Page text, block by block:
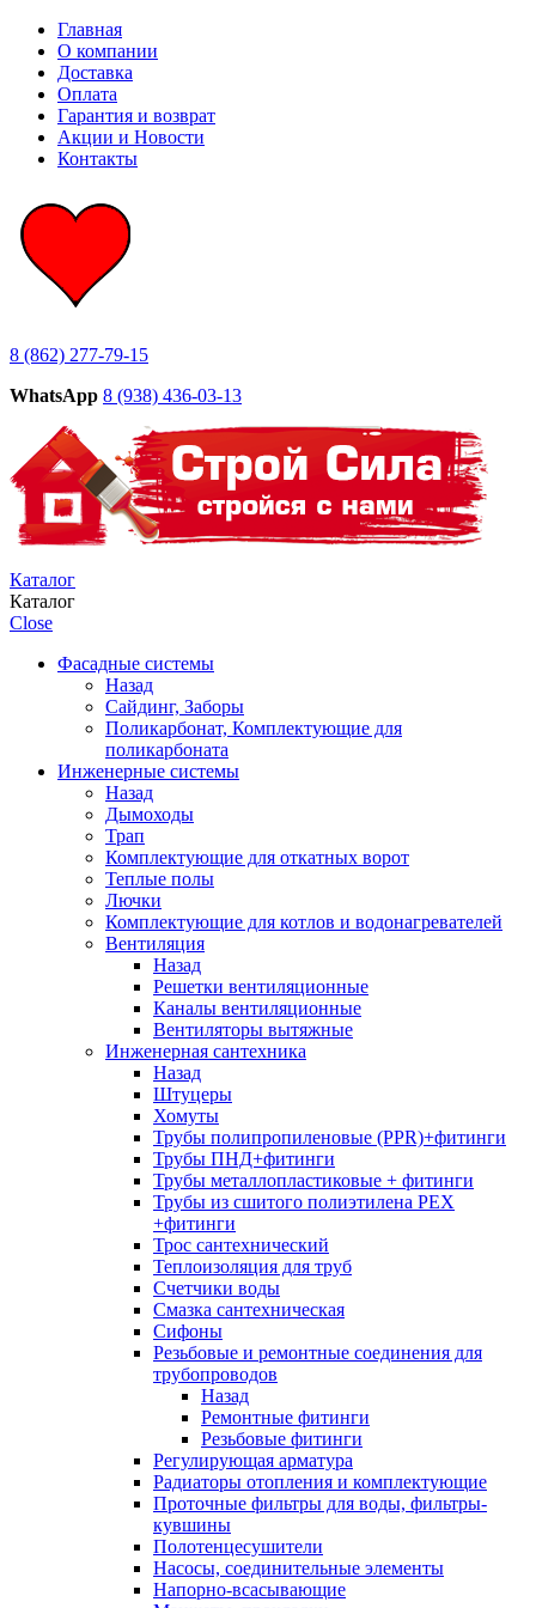
Главная
О компании
Доставка
Оплата
Гарантия и возврат
Акции и Новости
Контакты
8 (862) 277-79-15
WhatsApp 8 (938) 436-03-13
Каталог
Каталог
Close
Фасадные системы
Назад
Сайдинг, Заборы
Поликарбонат, Комплектующие для
поликарбоната
Инженерные системы
Назад
Дымоходы
Трап
Комплектующие для откатных ворот
Теплые полы
Лючки
Комплектующие для котлов и водонагревателей
Вентиляция
Назад
Решетки вентиляционные
Каналы вентиляционные
Вентиляторы вытяжные
Инженерная сантехника
Назад
Штуцеры
Хомуты
Трубы полипропиленовые (PPR)+фитинги
Трубы ПНД+фитинги
Трубы металлопластиковые + фитинги
Трубы из сшитого полиэтилена PEX
+фитинги
Трос сантехнический
Теплоизоляция для труб
Счетчики воды
Смазка сантехническая
Сифоны
Резьбовые и ремонтные соединения для
трубопроводов
Назад
Ремонтные фитинги
Резьбовые фитинги
Регулирующая арматура
Радиаторы отопления и комплектующие
Проточные фильтры для воды, фильтры-
кувшины
Полотенцесушители
Насосы, соединительные элементы
Напорно-всасывающие